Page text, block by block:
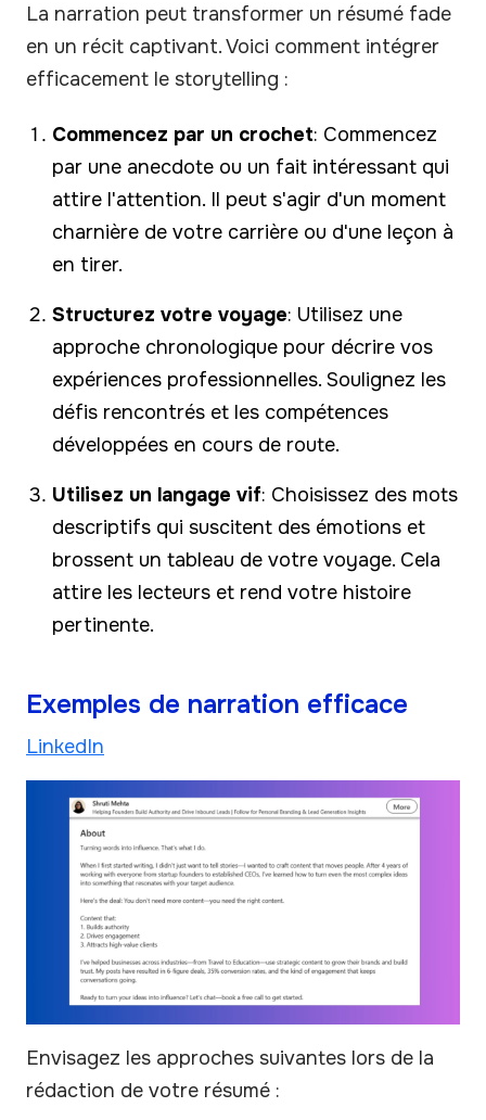
La narration peut transformer un résumé fade
en un récit captivant. Voici comment intégrer
efficacement le storytelling :
Commencez par un crochet: Commencez
par une anecdote ou un fait intéressant qui
attire l'attention. Il peut s'agir d'un moment
charnière de votre carrière ou d'une leçon à
en tirer.
Structurez votre voyage: Utilisez une
approche chronologique pour décrire vos
expériences professionnelles. Soulignez les
défis rencontrés et les compétences
développées en cours de route.
Utilisez un langage vif: Choisissez des mots
descriptifs qui suscitent des émotions et
brossent un tableau de votre voyage. Cela
attire les lecteurs et rend votre histoire
pertinente.
Exemples de narration efficace
LinkedIn
Envisagez les approches suivantes lors de la
rédaction de votre résumé :